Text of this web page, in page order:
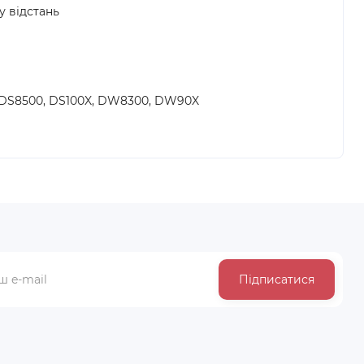
відстань
DS100X, DW8300, DW90X
Підписатися